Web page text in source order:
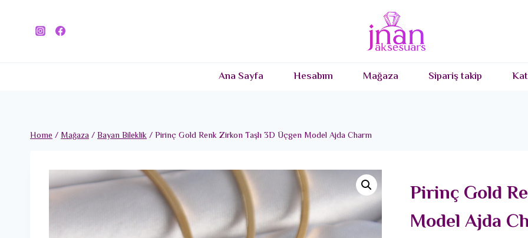
Ana Sayfa Hesabım Mağaza Sipariş takip
Home/Mağaza/Bayan Bileklik/Pirinç Gold Renk Zirkon Taşlı 3D Üçgen Model Ajda Charm
Pirinç Gold
Model Ajda